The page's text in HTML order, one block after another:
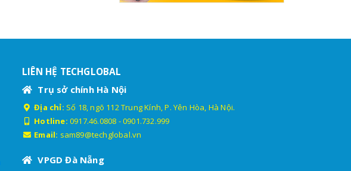
LIÊN HỆ TECHGLOBAL
Trụ sở chính Hà Nội
Địa chỉ: Số 18, ngõ 112 Trung Kính, P. Yên Hòa, Hà Nội.
Hotline: 0917.46.0808 -0901.732.999
Email: sam89@techglobal.vn
VPGD Đà Nẵng